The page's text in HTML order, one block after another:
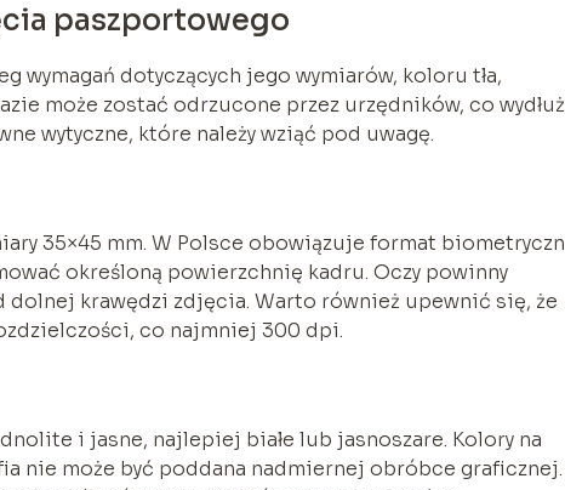
paszportowego
wymagań dotyczących jego wymiarów, koloru tła,
może zostać odrzucone przez urzędników, co
wytyczne, które należy wziąć pod uwagę.
35×45 mm. W Polsce obowiązuje format
określoną powierzchnię kadru. Oczy powinny
dolnej krawędzi zdjęcia. Warto również upewnić się, że
co najmniej 300 dpi.
i jasne, najlepiej białe lub jasnoszare. Kolory na
nie może być poddana nadmiernej obróbce graficznej.